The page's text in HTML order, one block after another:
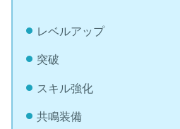
レベルアップ
突破
スキル強化
共鳴装備